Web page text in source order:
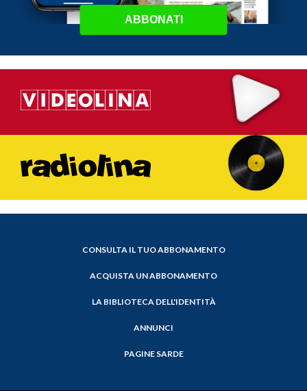
ABBONATI
CONSULTA IL TUO ABBONAMENTO
ACQUISTA UN ABBONAMENTO
LA BIBLIOTECA DELL'IDENTITÀ
ANNUNCI
PAGINE SARDE